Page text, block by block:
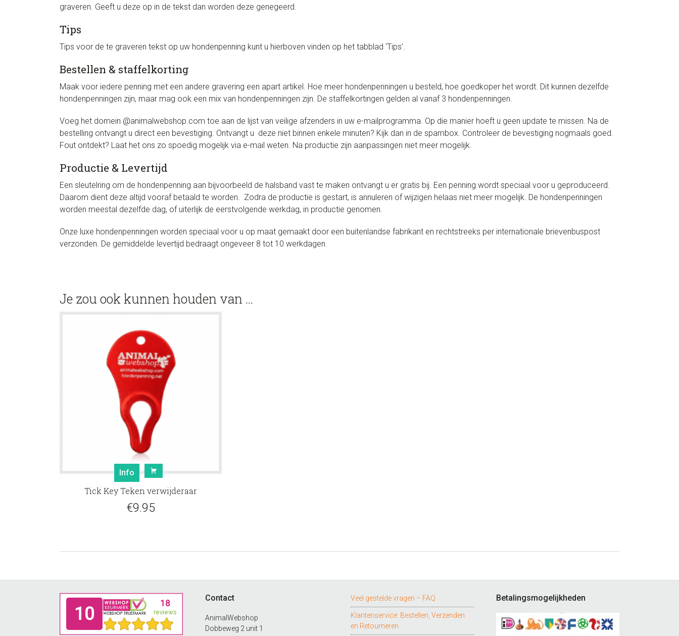
graveren. Geeft u deze op in de tekst dan worden deze genegeerd.
Tips
Tips voor de te graveren tekst op uw hondenpenning kunt u hierboven vinden op het tabblad ‘Tips’.
Bestellen & staffelkorting
Maak voor iedere penning met een andere gravering een apart artikel. Hoe meer hondenpenningen u besteld, hoe goedkoper het wordt. Dit kunnen dezelfde
hondenpenningen zijn, maar mag ook een mix van hondenpenningen zijn. De staffelkortingen gelden al vanaf 3 hondenpenningen.
Voeg het domein @animalwebshop.com toe aan de lijst van veilige afzenders in uw e-mailprogramma. Op die manier hoeft u geen update te missen. Na de
bestelling ontvangt u direct een bevestiging. Ontvangt u deze niet binnen enkele minuten? Kijk dan in de spambox. Controleer de bevestiging nogmaals goed.
Fout ontdekt? Laat het ons zo spoedig mogelijk via e-mail weten. Na productie zijn aanpassingen niet meer mogelijk.
Productie & Levertijd
Een sleutelring om de hondenpenning aan bijvoorbeeld de halsband vast te maken ontvangt u er gratis bij. Een penning wordt speciaal voor u geproduceerd.
Daarom dient deze altijd vooraf betaald te worden. Zodra de productie is gestart, is annuleren of wijzigen helaas niet meer mogelijk. De hondenpenningen
worden meestal dezelfde dag, of uiterlijk de eerstvolgende werkdag, in productie genomen.
Onze luxe hondenpenningen worden speciaal voor u op maat gemaakt door een buitenlandse fabrikant en rechtstreeks per internationale brievenbuspost
verzonden. De gemiddelde levertijd bedraagt ongeveer 8 tot 10 werkdagen.
Je zou ook kunnen houden van …
Info
Tick Key Teken verwijderaar
€9.95
Contact
AnimalWebshop
Dobbeweg 2 unit 1
Veel gestelde vragen – FAQ
Klantenservice: Bestellen, Verzenden
en Retourneren
Betalingsmogelijkheden